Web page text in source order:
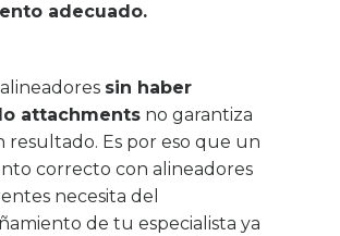
adecuado.
sin haber
attachments no garantiza
resultado. Es por eso que un
correcto con alineadores
necesita del
de tu especialista ya